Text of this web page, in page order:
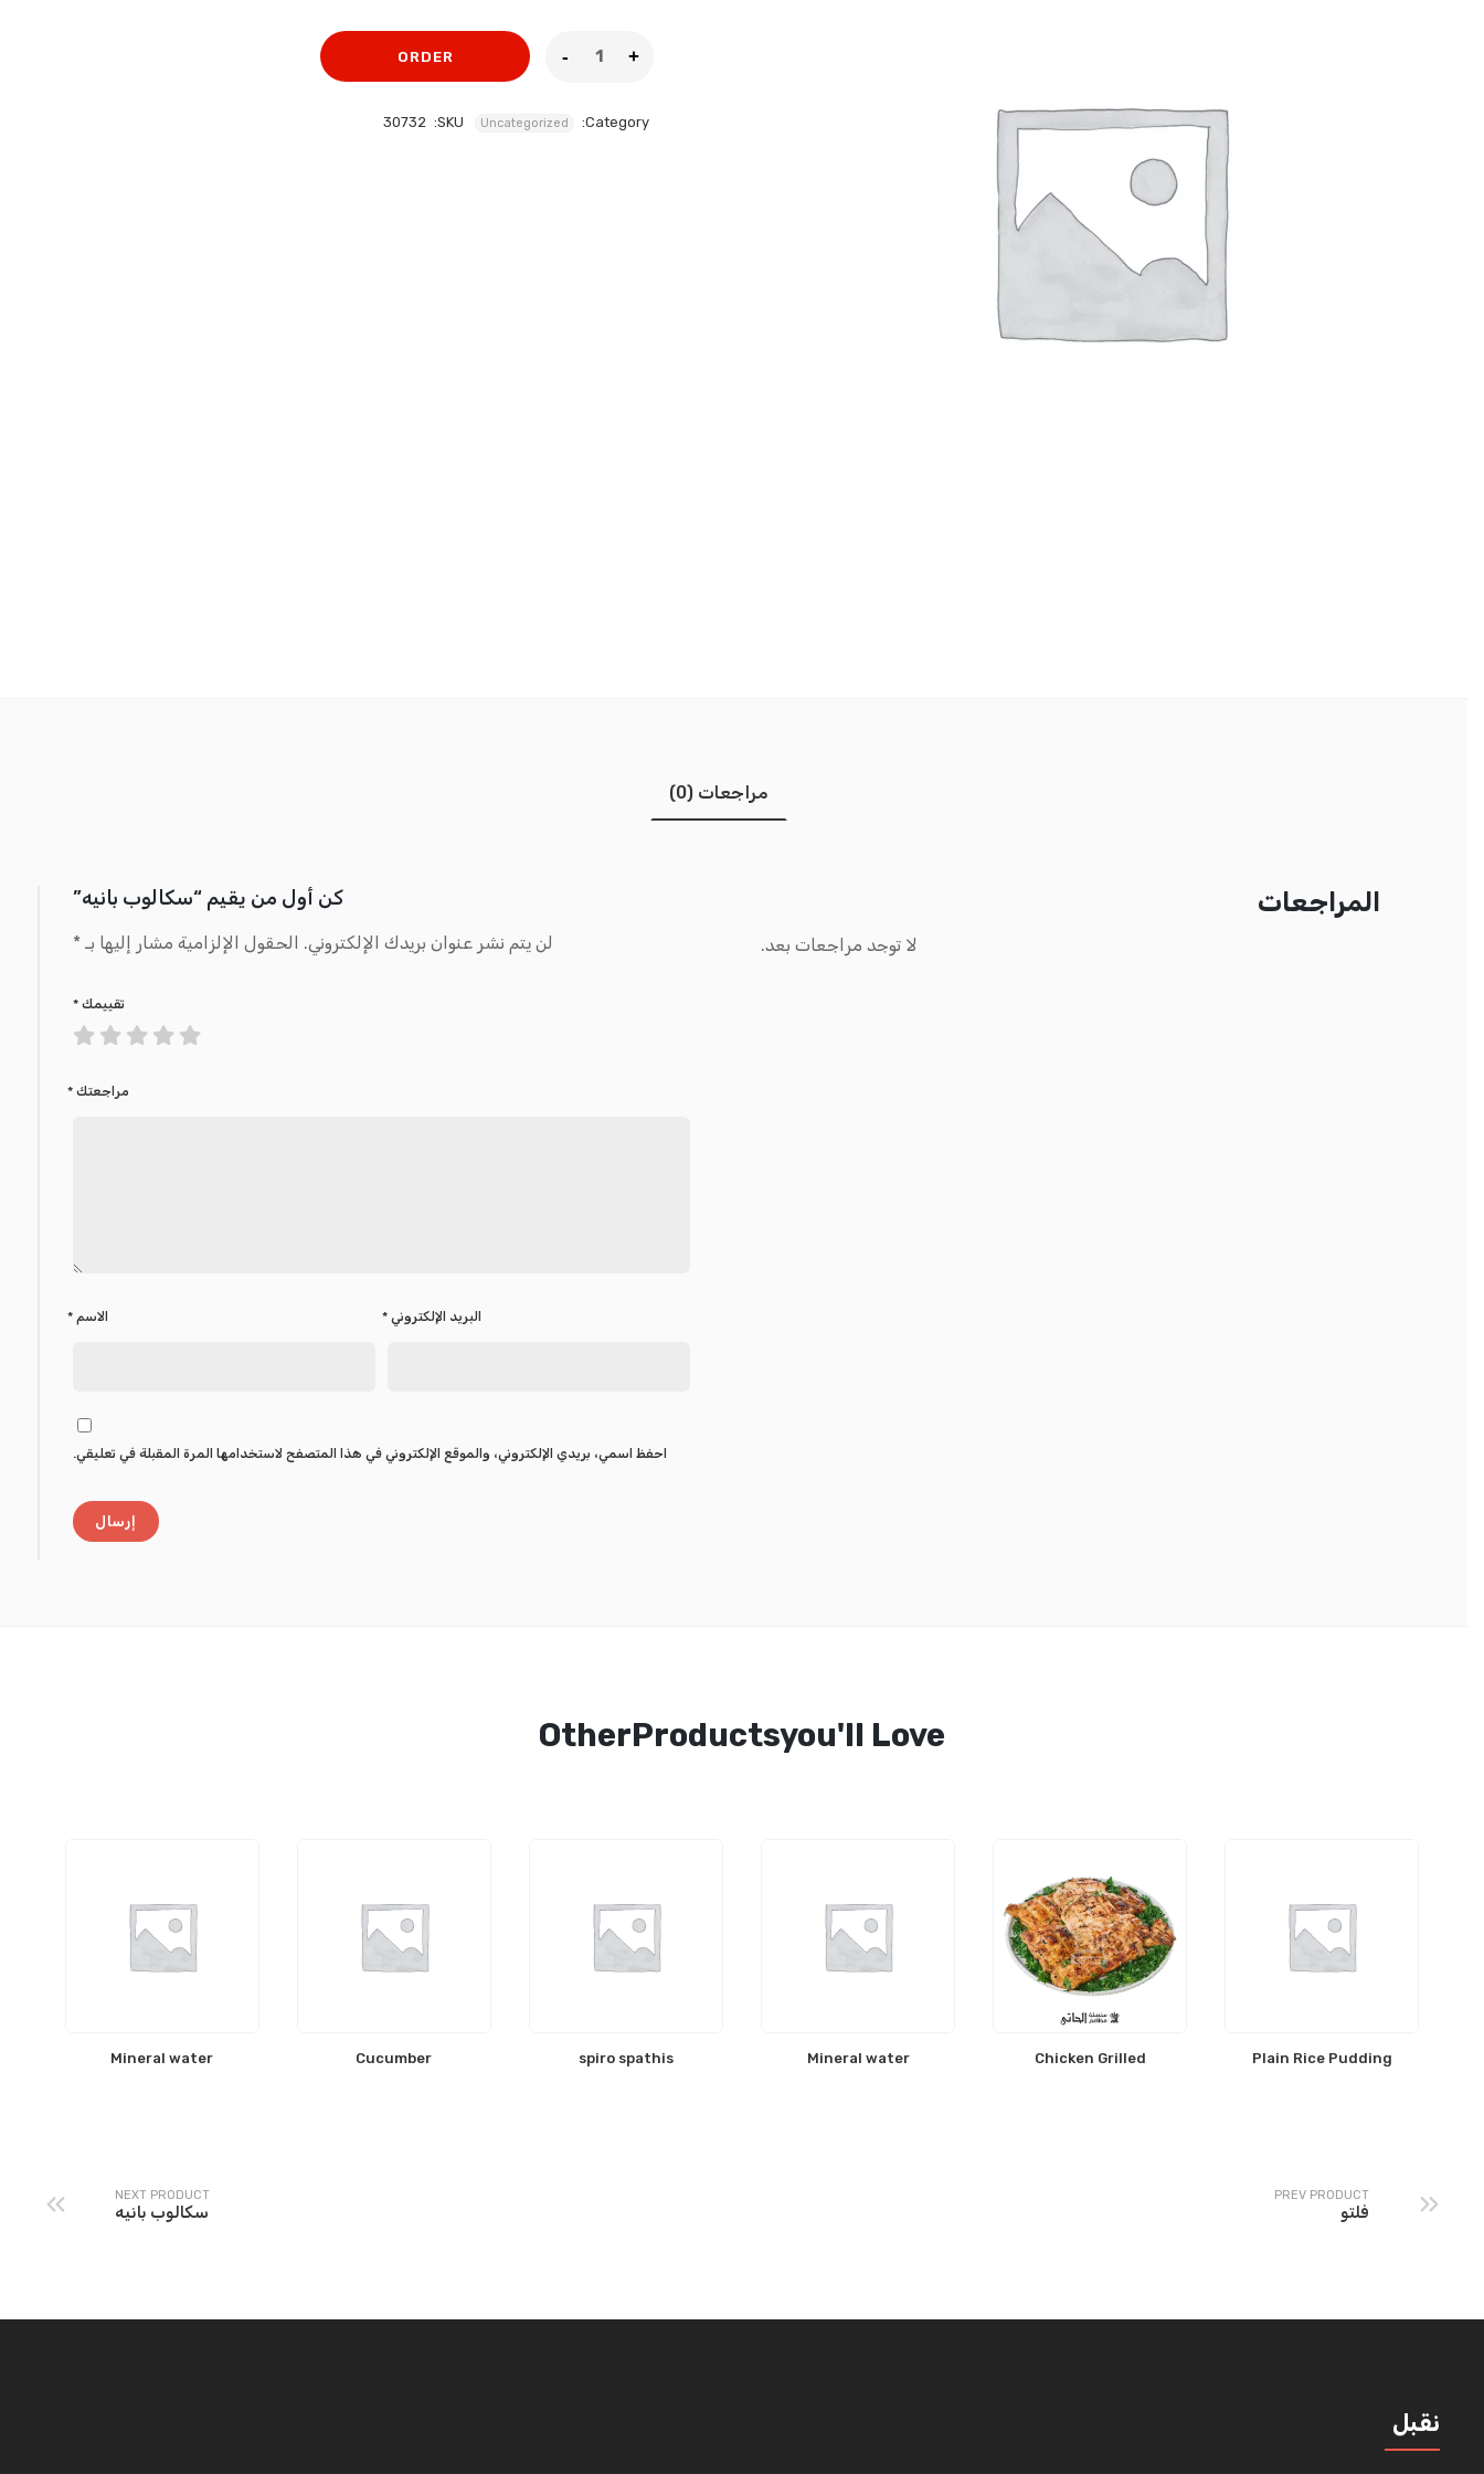
ORDER
Category:
Uncategorized
SKU:
30732
مراجعات (0)
المراجعات
لا توجد مراجعات بعد.
كن أول من يقيم “سكالوب بانيه”
لن يتم نشر عنوان بريدك الإلكتروني. الحقول الإلزامية مشار إليها بـ *
تقييمك *
مراجعتك *
الاسم * البريد الإلكتروني *
احفظ اسمي، بريدي الإلكتروني، والموقع الإلكتروني في هذا المتصفح لاستخدامها المرة المقبلة في تعليقي.
OtherProductsyou'll Love
Plain Rice Pudding
Chicken Grilled
Mineral water
spiro spathis
Cucumber
Mineral water
PREV PRODUCT
فلتو
NEXT PRODUCT
سكالوب بانيه
نقبل